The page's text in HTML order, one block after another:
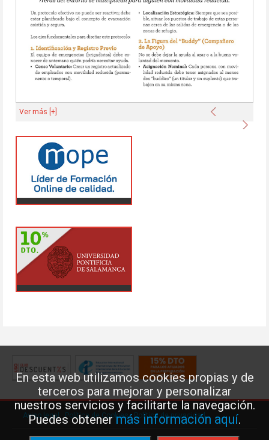
En esta web utilizamos cookies propias y de
terceros para mejorar y personalizar
nuestros servicios y facilitarte la navegación.
Puedes obtenermás información aquí.
Anterior
Ver más [+]
Aviso legal Política de Cookies· Política de privacidad